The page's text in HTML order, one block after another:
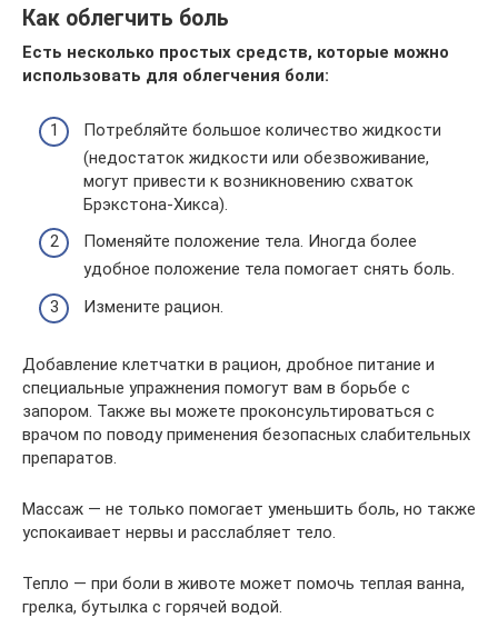
Как облегчить боль
Есть несколько простых средств, которые можно
использовать для облегчения боли:
Потребляйте большое количество жидкости
(недостаток жидкости или обезвоживание,
могут привести к возникновению схваток
Брэкстона-Хикса).
Поменяйте положение тела. Иногда более
удобное положение тела помогает снять боль.
Измените рацион.
Добавление клетчатки в рацион, дробное питание и
специальные упражнения помогут вам в борьбе с
запором. Также вы можете проконсультироваться с
врачом по поводу применения безопасных слабительных
препаратов.
Массаж — не только помогает уменьшить боль, но также
успокаивает нервы и расслабляет тело.
Тепло — при боли в животе может помочь теплая ванна,
грелка, бутылка с горячей водой.